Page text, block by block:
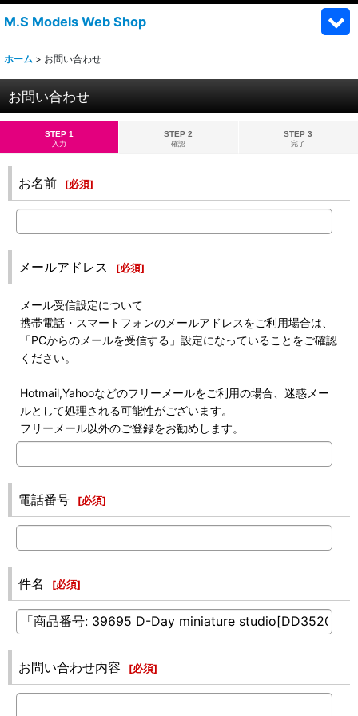
M.S Models Web Shop
ホーム > お問い合わせ
お問い合わせ
STEP 1
入力
STEP 2
確認
STEP 3
完了
お名前 [必須]
メールアドレス [必須]
メール受信設定について
携帯電話・スマートフォンのメールアドレスをご利用場合は、
「PCからのメールを受信する」設定になっていることをご確認
ください。
Hotmail,Yahooなどのフリーメールをご利用の場合、迷惑メー
ルとして処理される可能性がございます。
フリーメール以外のご登録をお勧めします。
電話番号 [必須]
件名 [必須]
お問い合わせ内容 [必須]